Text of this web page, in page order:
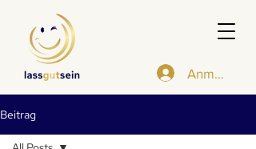
Anmelden
Beitrag